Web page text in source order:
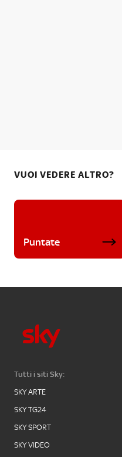
VUOI VEDERE ALTRO?
Puntate
Tutti i siti Sky:
SKY ARTE
SKY TG24
SKY SPORT
SKY VIDEO